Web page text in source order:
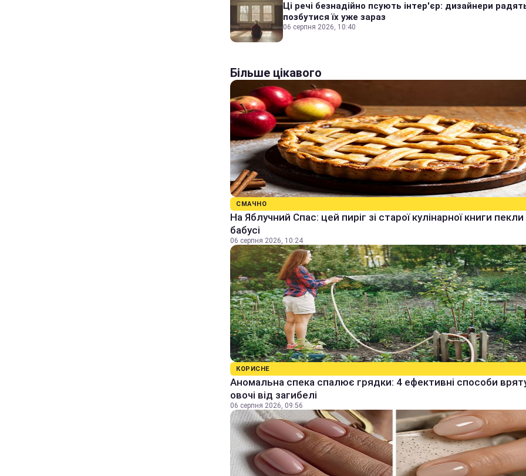
Ці речі безнадійно псують інтер'єр: дизайнери
позбутися їх уже зараз
06 серпня 2026, 10:40
Більше цікавого
СМАЧНО
На Яблучний Спас: цей пиріг зі старої кулінарної книги
бабусі
06 серпня 2026, 10:24
КОРИСНЕ
Аномальна спека спалює грядки: 4 ефективні способи
овочі від загибелі
06 серпня 2026, 09:56